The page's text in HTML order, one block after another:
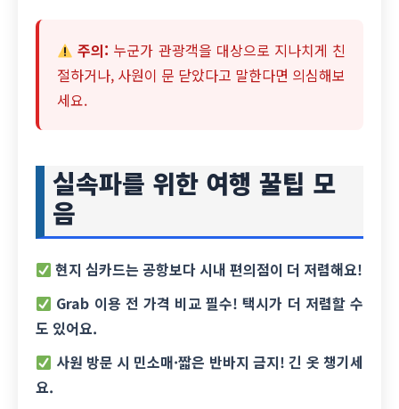
주의: 누군가 관광객을 대상으로 지나치게 친
절하거나, 사원이 문 닫았다고 말한다면 의심해보
세요.
실속파를 위한 여행 꿀팁 모
음
현지 심카드는 공항보다 시내 편의점이 더 저렴해요!
Grab 이용 전 가격 비교 필수! 택시가 더 저렴할 수
도 있어요.
사원 방문 시 민소매·짧은 반바지 금지! 긴 옷 챙기세
요.